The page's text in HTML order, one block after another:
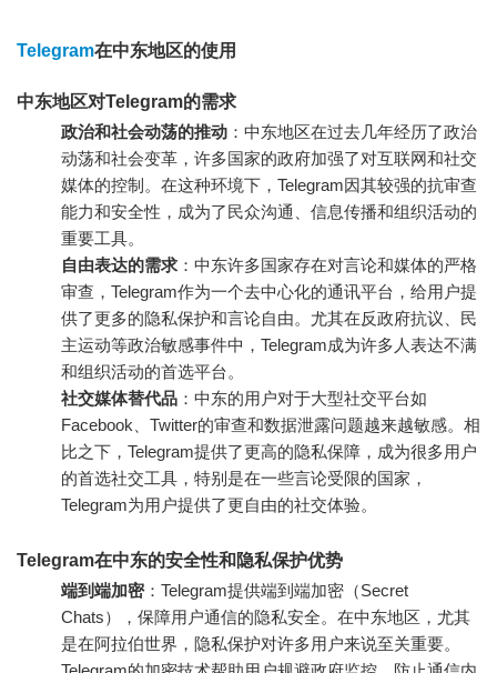
Telegram在中东地区的使用
中东地区对Telegram的需求
政治和社会动荡的推动 ：中东地区在过去几年经历了政治
动荡和社会变革，许多国家的政府加强了对互联网和社交
媒体的控制。在这种环境下，Telegram因其较强的抗审查
能力和安全性，成为了民众沟通、信息传播和组织活动的
重要工具。
自由表达的需求 ：中东许多国家存在对言论和媒体的严格
审查，Telegram作为一个去中心化的通讯平台，给用户提
供了更多的隐私保护和言论自由。尤其在反政府抗议、民
主运动等政治敏感事件中，Telegram成为许多人表达不满
和组织活动的首选平台。
社交媒体替代品 ：中东的用户对于大型社交平台如
Facebook、Twitter的审查和数据泄露问题越来越敏感。相
比之下，Telegram提供了更高的隐私保障，成为很多用户
的首选社交工具，特别是在一些言论受限的国家，
Telegram为用户提供了更自由的社交体验。
Telegram在中东的安全性和隐私保护优势
端到端加密：Telegram提供端到端加密（Secret
Chats），保障用户通信的隐私安全。在中东地区，尤其
是在阿拉伯世界，隐私保护对许多用户来说至关重要。